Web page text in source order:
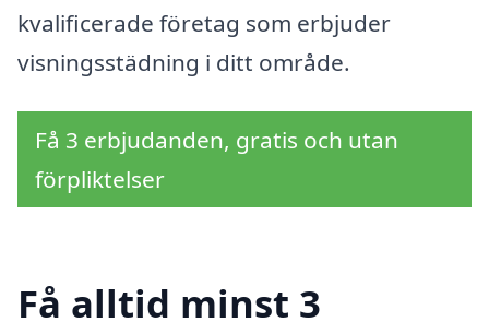
kvalificerade företag som erbjuder
visningsstädning i ditt område.
Få 3 erbjudanden, gratis och utan
förpliktelser
Få alltid minst 3